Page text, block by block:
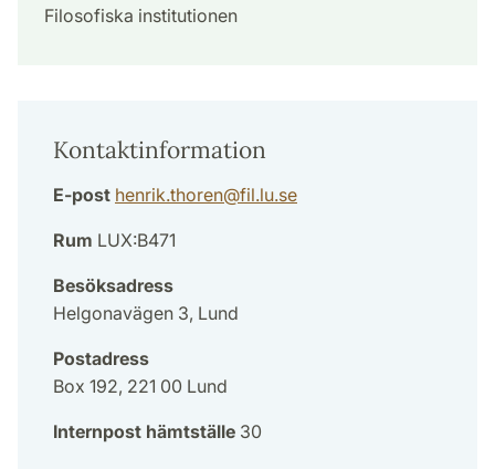
Filosofiska institutionen
Kontaktinformation
E-post henrik.thoren@fil.lu.se
Rum LUX:B471
Besöksadress
Helgonavägen 3, Lund
Postadress
Box 192, 221 00 Lund
Internpost hämtställe 30